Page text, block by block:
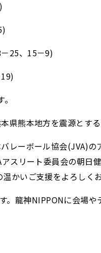
25、15－9)
県熊本地方を震源とす
レーボール協会(JVA)
スリート委員会の朝
かいご支援をよろしく
龍神NIPPONに会場や